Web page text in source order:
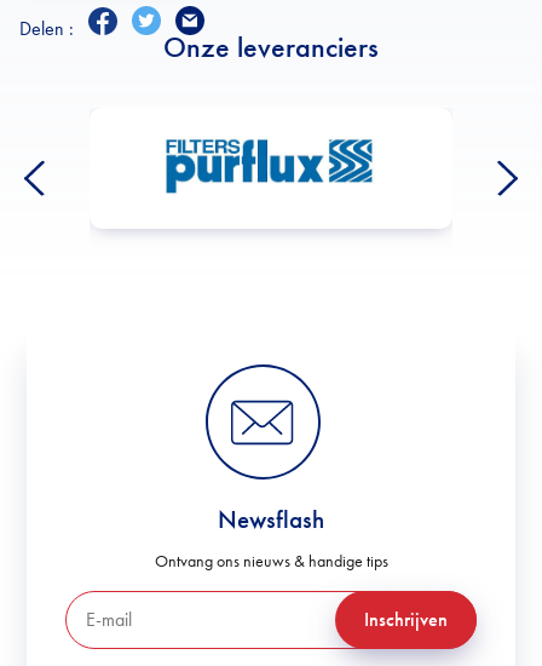
Delen : Onze leveranciers
Newsflash
Ontvang ons nieuws & handige tips
Inschrijven